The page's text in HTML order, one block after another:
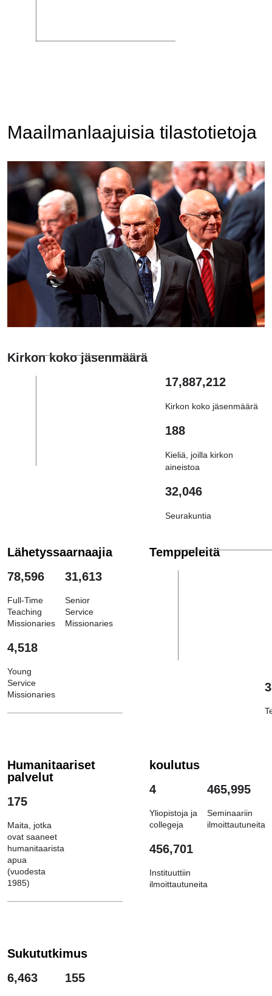
Maailmanlaajuisia tilastotietoja
Kirkon koko jäsenmäärä
17,887,212
Kirkon koko jäsenmäärä
188
Kieliä, joilla kirkon
aineistoa
32,046
Seurakuntia
Lähetyssaarnaajia
78,596
Full-Time
Teaching
Missionaries
31,613
Senior
Service
Missionaries
4,518
Young
Service
Missionaries
Temppeleitä
Humanitaariset
palvelut
175
Maita, jotka
ovat saaneet
humanitaarista
apua
(vuodesta
1985)
koulutus
4
Yliopistoja ja
collegeja
465,995
Seminaariin
ilmoittautuneita
456,701
Instituuttiin
ilmoittautuneita
Sukututkimus
6,463
155